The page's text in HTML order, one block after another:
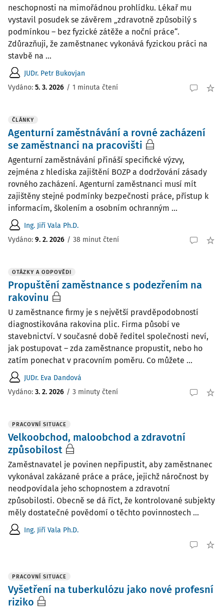
neschopnosti na mimořádnou prohlídku. Lékař mu
vystavil posudek se závěrem „zdravotně způsobilý s
podmínkou – bez fyzické zátěže a noční práce“.
Zdůrazňuji, že zaměstnanec vykonává fyzickou práci na
stavbě na ...
JUDr. Petr Bukovjan
Vydáno: 5. 3. 2026 / 1 minuta čtení
ČLÁNKY
Agenturní zaměstnávání a rovné zacházení
se zaměstnanci na pracovišti
Agenturní zaměstnávání přináší specifické výzvy,
zejména z hlediska zajištění BOZP a dodržování zásady
rovného zacházení. Agenturní zaměstnanci musí mít
zajištěny stejné podmínky bezpečnosti práce, přístup k
informacím, školením a osobním ochranným ...
Ing. Jiří Vala Ph.D.
Vydáno: 9. 2. 2026 / 38 minut čtení
OTÁZKY A ODPOVĚDI
Propuštění zaměstnance s podezřením na
rakovinu
U zaměstnance firmy je s největší pravděpodobností
diagnostikována rakovina plic. Firma působí ve
stavebnictví. V současné době ředitel společnosti neví,
jak postupovat – zda zaměstnance propustit, nebo ho
zatím ponechat v pracovním poměru. Co můžete ...
JUDr. Eva Dandová
Vydáno: 3. 2. 2026 / 3 minuty čtení
PRACOVNÍ SITUACE
Velkoobchod, maloobchod a zdravotní
způsobilost
Zaměstnavatel je povinen nepřipustit, aby zaměstnanec
vykonával zakázané práce a práce, jejichž náročnost by
neodpovídala jeho schopnostem a zdravotní
způsobilosti. Obecně se dá říct, že kontrolované subjekty
měly dostatečné povědomí o těchto povinnostech ...
Ing. Jiří Vala Ph.D.
PRACOVNÍ SITUACE
Vyšetření na tuberkulózu jako nové profesní
riziko